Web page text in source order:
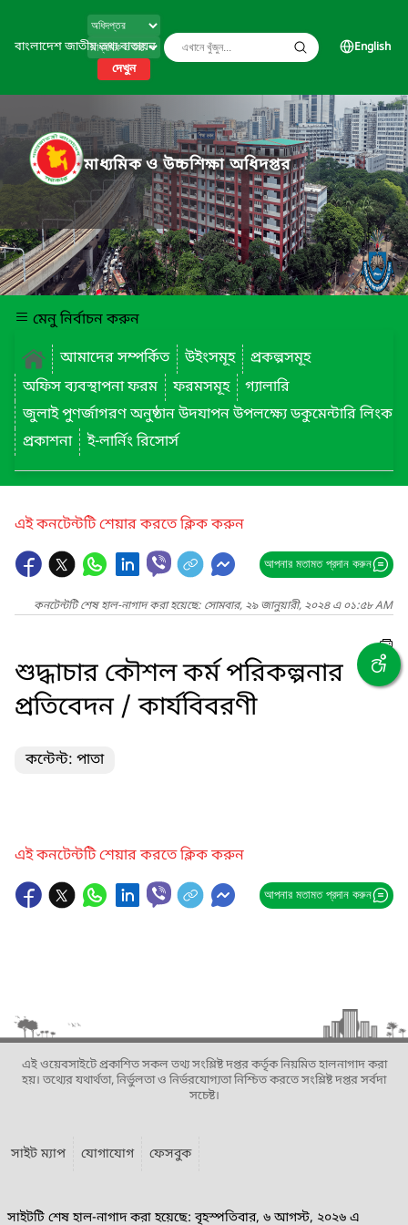
বাংলাদেশ জাতীয় তথ্য বাতায়ন
দেখুন
English
মাধ্যমিক ও উচ্চশিক্ষা অধিদপ্তর
মেনু নির্বাচন করুন
আমাদের সম্পর্কিত
উইংসমূহ
প্রকল্পসমূহ
অফিস ব্যবস্থাপনা ফরম
ফরমসমূহ
গ্যালারি
জুলাই পুণর্জাগরণ অনুষ্ঠান উদযাপন উপলক্ষ্যে ডকুমেন্টারি লিংক
প্রকাশনা
ই-লার্নিং রিসোর্স
এই কনটেন্টটি শেয়ার করতে ক্লিক করুন
আপনার মতামত প্রদান করুন
কনটেন্টটি শেষ হাল-নাগাদ করা হয়েছে: সোমবার, ২৯ জানুয়ারী, ২০২৪ এ ০১:৫৮ AM
শুদ্ধাচার কৌশল কর্ম পরিকল্পনার
প্রতিবেদন / কার্যবিবরণী
কন্টেন্ট: পাতা
এই কনটেন্টটি শেয়ার করতে ক্লিক করুন
আপনার মতামত প্রদান করুন
এই ওয়েবসাইটে প্রকাশিত সকল তথ্য সংশ্লিষ্ট দপ্তর কর্তৃক নিয়মিত হালনাগাদ করা
হয়। তথ্যের যথার্থতা, নির্ভুলতা ও নির্ভরযোগ্যতা নিশ্চিত করতে সংশ্লিষ্ট দপ্তর সর্বদা
সচেষ্ট।
সাইট ম্যাপ যোগাযোগ ফেসবুক
সাইটটি শেষ হাল-নাগাদ করা হয়েছে: বৃহস্পতিবার, ৬ আগস্ট, ২০২৬ এ